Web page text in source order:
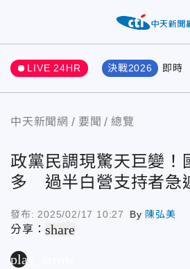
LIVE 24HR 決戰2026 即時
中天新聞網 要聞 總覽
政黨民調現驚天巨變！
多 過半白營支持者急
發布: 2025/02/17 10:27 By 陳弘美
分享：share
play_arrow